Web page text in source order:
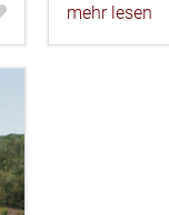
mehr lesen